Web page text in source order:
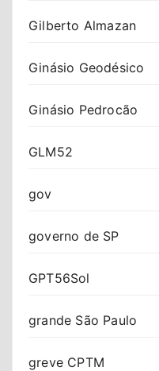
Gilberto Almazan
Ginásio Geodésico
Ginásio Pedrocão
GLM52
gov
governo de SP
GPT56Sol
grande São Paulo
greve CPTM